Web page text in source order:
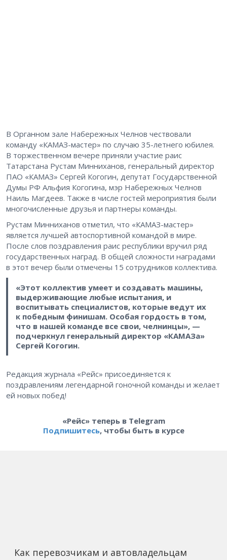
В Органном зале Набережных Челнов чествовали
команду «КАМАЗ-мастер» по случаю 35-летнего юбилея.
В торжественном вечере приняли участие раис
Татарстана Рустам Минниханов, генеральный директор
ПАО «КАМАЗ» Сергей Когогин, депутат Государственной
Думы РФ Альфия Когогина, мэр Набережных Челнов
Наиль Магдеев. Также в числе гостей мероприятия были
многочисленные друзья и партнеры команды.
Рустам Минниханов отметил, что «КАМАЗ-мастер»
является лучшей автоспортивной командой в мире.
После слов поздравления раис республики вручил ряд
государственных наград. В общей сложности наградами
в этот вечер были отмечены 15 сотрудников коллектива.
«Этот коллектив умеет и создавать машины,
выдерживающие любые испытания, и
воспитывать специалистов, которые ведут их
к победным финишам. Особая гордость в том,
что в нашей команде все свои, челнинцы», —
подчеркнул генеральный директор «КАМАЗа»
Сергей Когогин.
Редакция журнала «Рейс» присоединяется к
поздравлениям легендарной гоночной команды и желает
ей новых побед!
«Рейс» теперь в Telegram
Подпишитесь, чтобы быть в курсе
Как перевозчикам и автовладельцам